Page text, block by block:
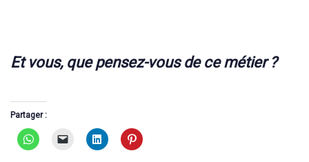
Et vous, que pensez-vous de ce métier ?
Partager :